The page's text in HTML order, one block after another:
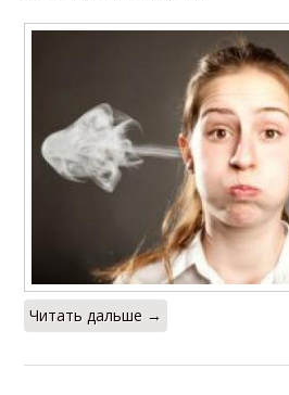
Читать дальше →